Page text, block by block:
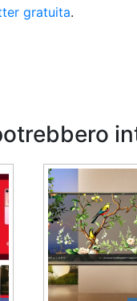
gratuita.